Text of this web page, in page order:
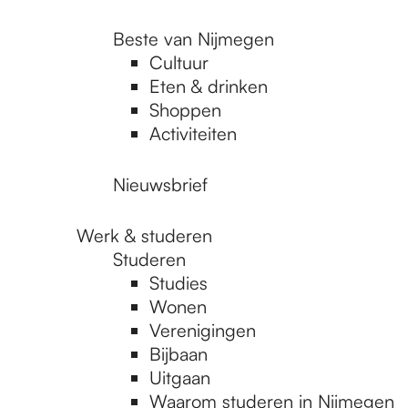
Beste van Nijmegen
Cultuur
Eten & drinken
Shoppen
Activiteiten
Nieuwsbrief
Werk & studeren
Studeren
Studies
Wonen
Verenigingen
Bijbaan
Uitgaan
Waarom studeren in Nijmegen